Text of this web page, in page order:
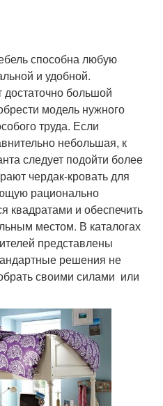
способна любую
и удобной.
большой
модель нужного
труда. Если
небольшая, к
следует подойти более
чердак-кровать для
рационально
квадратами и обеспечить
местом. В каталогах
представлены
решения не
своими силами или